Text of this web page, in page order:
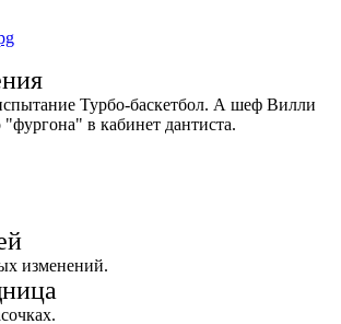
Турбо-баскетбол. А шеф Вилли
"фургона" в кабинет дантиста.
изменений.